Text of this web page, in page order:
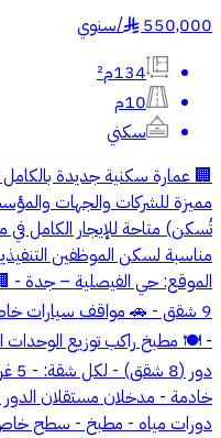
550,000
§
/سنوي
134م²
10م
سكني
🏢 عمارة سكنية جديدة
مميزة للشركات والجهات
تُسكن) متاحة للإيجار الكامل
مناسبة لسكن الموظفين
- 🍽️ مطبخ راكب توزيع الوحدات
دورات مياه - مطبخ - سطح خاص